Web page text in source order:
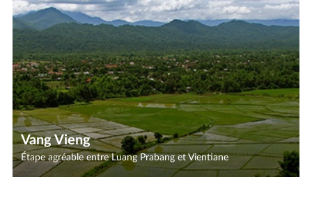
Vang Vieng
Étape agréable entre Luang Prabang et Vientiane